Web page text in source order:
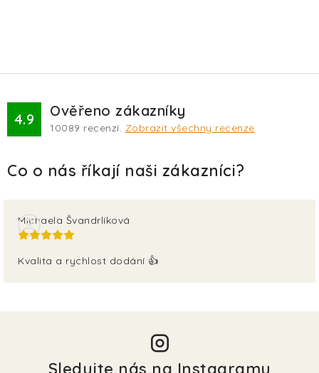
4.9 Ověřeno zákazníky
10089 recenzí. Zobrazit všechny recenze
Michaela Švandrlíková
Kvalita a rychlost dodání 👍
Sledujte nás na Instagramu